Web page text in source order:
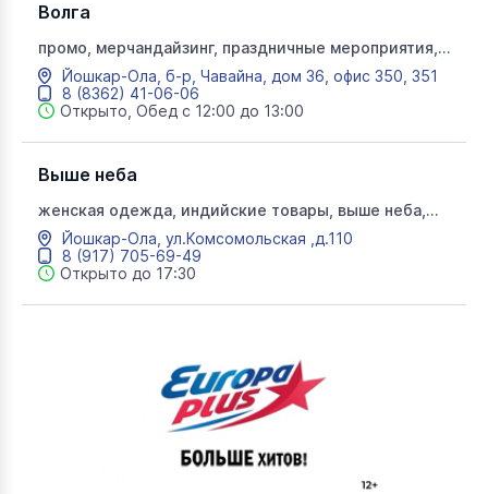
Волга
промо, мерчандайзинг, праздничные мероприятия,
перетяжки, организация праздника
Йошкар-Ола, б-р, Чавайна, дом 36, офис 350, 351
8 (8362) 41-06-06
Открыто, Обед с 12:00 до 13:00
Выше неба
женская одежда, индийские товары, выше неба,
сувениры
Йошкар-Ола, ул.Комсомольская ,д.110
8 (917) 705-69-49
Открыто до 17:30